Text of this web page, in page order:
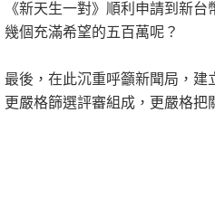
《新天生一對》順利申請到新
幾個充滿希望的五百萬呢？
最後，在此沉重呼籲新聞局，建
更嚴格篩選評審組成，更嚴格把